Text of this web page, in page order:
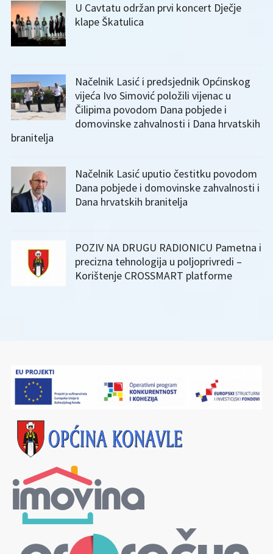
U Cavtatu održan prvi koncert Dječje
klape Škatulica
Načelnik Lasić i predsjednik Općinskog
vijeća Ivo Simović položili vijenac u
Čilipima povodom Dana pobjede i
domovinske zahvalnosti i Dana hrvatskih
branitelja
Načelnik Lasić uputio čestitku povodom
Dana pobjede i domovinske zahvalnosti i
Dana hrvatskih branitelja
POZIV NA DRUGU RADIONICU Pametna i
precizna tehnologija u poljoprivredi –
Korištenje CROSSMART platforme